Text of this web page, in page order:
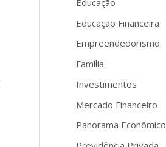
Educação Financeira
Empreendedorismo
Família
Investimentos
Mercado Financeiro
Panorama Econômico